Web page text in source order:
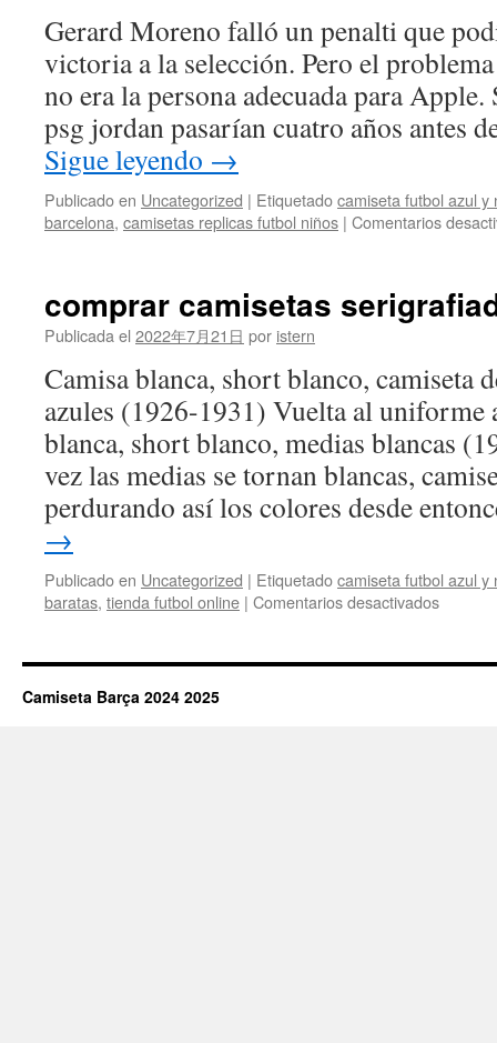
Gerard Moreno falló un penalti que
victoria a la selección. Pero el
no era la persona adecuada para
psg jordan pasarían cuatro años antes
Sigue leyendo →
Publicado en Uncategorized | Etiquetadocamiseta futbol azul y
barcelona, camisetas replicas futbol niños | Comentarios
comprar camisetas
Publicada el 2022年7月21日 por istern
Camisa blanca, short blanco, camiseta
azules (1926-1931) Vuelta al uniforme
blanca, short blanco, medias blancas
vez las medias se tornan blancas,
perdurando así los colores desde
→
Publicado en Uncategorized | Etiquetadocamiseta futbol azul y
baratas, tienda futbol online | Comentarios desactivadosen
Camiseta Barça 2024 2025